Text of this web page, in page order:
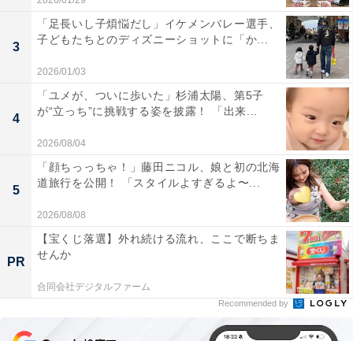
3
「足長いし子煩悩だし」イケメンバレー選手、
子どもたちとのディズニーショットに「か...
2026/01/03
4
「ユメが、ついに歩いた」杉浦太陽、第5子
が“立っち”に挑戦する姿を披露！ 「出来...
2026/08/04
5
「顔ちっっちゃ！」藤田ニコル、娘と初の北海
道旅行を公開！ 「スタイルよすぎるよ〜...
2026/08/08
PR
【宝くじ落選】外れ続ける流れ、ここで断ちま
せんか
合同会社デジタルファーム
Recommended by